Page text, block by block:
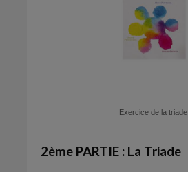
Exercice de la triade.
2ème PARTIE : La Triade